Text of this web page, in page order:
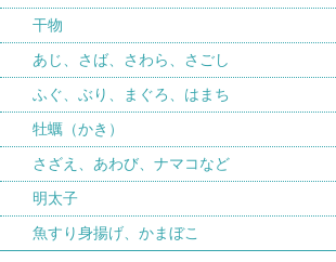
干物
あじ、さば、さわら、さごし
ふぐ、ぶり、まぐろ、はまち
牡蠣（かき）
さざえ、あわび、ナマコなど
明太子
魚すり身揚げ、かまぼこ